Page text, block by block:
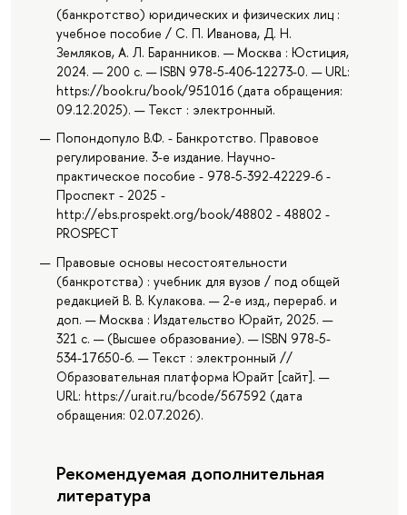
(банкротство) юридических и физических лиц :
учебное пособие / С. П. Иванова, Д. Н.
Земляков, А. Л. Баранников. — Москва : Юстиция,
2024. — 200 с. — ISBN 978-5-406-12273-0. — URL:
https://book.ru/book/951016 (дата обращения:
09.12.2025). — Текст : электронный.
Попондопуло В.Ф. - Банкротство. Правовое
регулирование. 3-е издание. Научно-
практическое пособие - 978-5-392-42229-6 -
Проспект - 2025 -
http://ebs.prospekt.org/book/48802 - 48802 -
PROSPECT
Правовые основы несостоятельности
(банкротства) : учебник для вузов / под общей
редакцией В. В. Кулакова. — 2-е изд., перераб. и
доп. — Москва : Издательство Юрайт, 2025. —
321 с. — (Высшее образование). — ISBN 978-5-
534-17650-6. — Текст : электронный //
Образовательная платформа Юрайт [сайт]. —
URL: https://urait.ru/bcode/567592 (дата
обращения: 02.07.2026).
Рекомендуемая дополнительная
литература